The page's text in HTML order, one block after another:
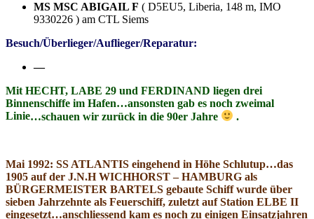
MS MSC ABIGAIL F ( D5EU5, Liberia, 148 m, IMO
9330226 ) am CTL Siems
Besuch/Überlieger/Auflieger/Reparatur:
—
Mit HECHT, LABE 29 und FERDINAND liegen drei
Binnenschiffe im Hafen…ansonsten gab es noch zweimal
Linie…schauen wir zurück in die 90er Jahre .
Mai 1992: SS ATLANTIS eingehend in Höhe Schlutup…das
1905 auf der J.N.H WICHHORST – HAMBURG als
BÜRGERMEISTER BARTELS gebaute Schiff wurde über
sieben Jahrzehnte als Feuerschiff, zuletzt auf Station ELBE II
eingesetzt…anschliessend kam es noch zu einigen Einsatzjahren